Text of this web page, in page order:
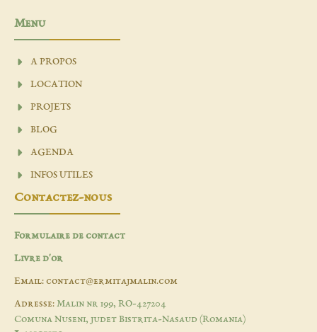
Menu
A PROPOS
LOCATION
PROJETS
BLOG
AGENDA
INFOS UTILES
Contactez-nous
Formulaire de contact
Livre d'or
Email: contact@ermitajmalin.com
Adresse: Malin nr 199, RO-427204
Comuna Nuseni, judet Bistrita-Nasaud (Romania)